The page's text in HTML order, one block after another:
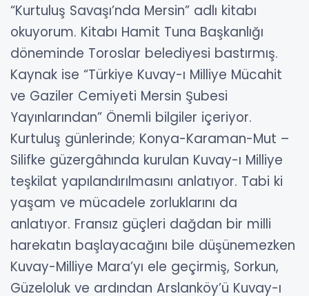
“Kurtuluş Savaşı’nda Mersin” adlı kitabı
okuyorum. Kitabı Hamit Tuna Başkanlığı
döneminde Toroslar belediyesi bastırmış.
Kaynak ise “Türkiye Kuvay-ı Milliye Mücahit
ve Gaziler Cemiyeti Mersin Şubesi
Yayınlarından” Önemli bilgiler içeriyor.
Kurtuluş günlerinde; Konya-Karaman-Mut –
Silifke güzergâhında kurulan Kuvay-ı Milliye
teşkilat yapılandırılmasını anlatıyor. Tabi ki
yaşam ve mücadele zorluklarını da
anlatıyor. Fransız güçleri dağdan bir milli
harekatın başlayacağını bile düşünemezken
Kuvay-Milliye Mara’yı ele geçirmiş, Sorkun,
Güzeloluk ve ardından Arslanköy’ü Kuvay-ı